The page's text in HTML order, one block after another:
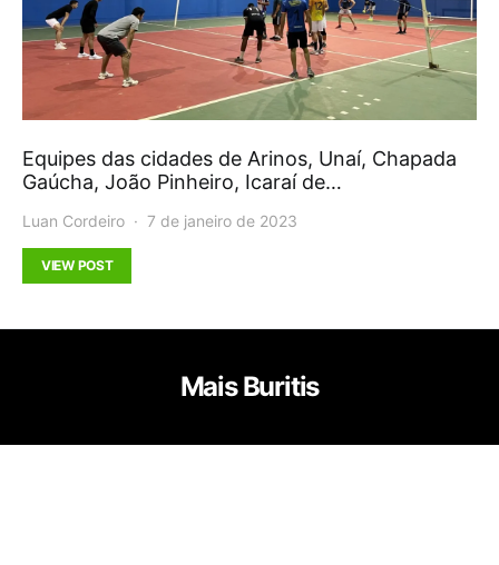
Equipes das cidades de Arinos, Unaí, Chapada
Gaúcha, João Pinheiro, Icaraí de…
Luan Cordeiro 7 de janeiro de 2023
VIEW POST
Mais Buritis